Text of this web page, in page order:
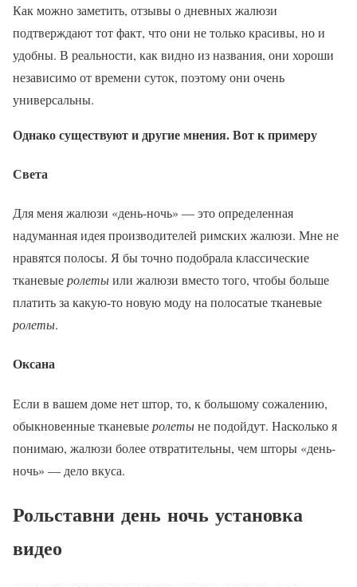
Как можно заметить, отзывы о дневных жалюзи
подтверждают тот факт, что они не только красивы, но и
удобны. В реальности, как видно из названия, они хороши
независимо от времени суток, поэтому они очень
универсальны.
Однако существуют и другие мнения. Вот к примеру
Света
Для меня жалюзи «день-ночь» — это определенная
надуманная идея производителей римских жалюзи. Мне не
нравятся полосы. Я бы точно подобрала классические
тканевыеролетыили жалюзи вместо того, чтобы больше
платить за какую-то новую моду на полосатые тканевые
ролеты.
Оксана
Если в вашем доме нет штор, то, к большому сожалению,
обыкновенные тканевыеролетыне подойдут. Насколько я
понимаю, жалюзи более отвратительны, чем шторы «день-
ночь» — дело вкуса.
Рольставни день ночь установка
видео